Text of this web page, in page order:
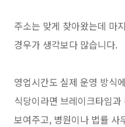
주소는 맞게 찾아왔는데 마
경우가 생각보다 많습니다.
영업시간도 실제 운영 방식
식당이라면 브레이크타임
보여주고, 병원이나 법률 사